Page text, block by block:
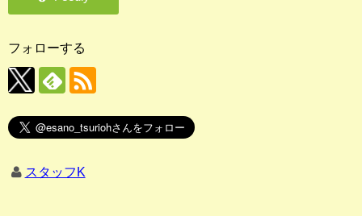
フォローする
スタッフK